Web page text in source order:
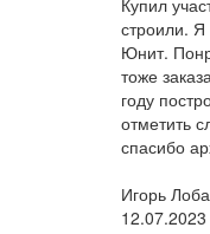
Купил
строили. Я
Юнит.
тоже
году
отметить
спасибо
Игорь
12.07.2023